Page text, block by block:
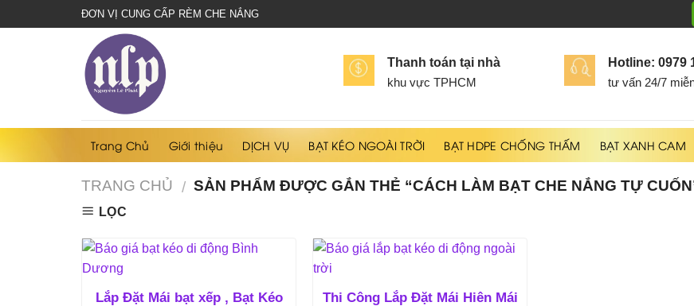
che
ĐƠN VỊ CUNG CẤP RÈM CHE NẮNG
Thanh toán tại nhà
khu vực TPHCM
Hotline: 0979
tư vấn 24/7
Trang Chủ Giới thiệu DỊCH VỤ BẠT KÉO NGOÀI TRỜI BẠT HDPE CHỐNG THẤM BẠT XANH CAM
TRANG CHỦ / SẢN PHẨM ĐƯỢC GẮN THẺ “CÁCH LÀM BẠT CHE NẮNG TỰ
LỌC
Lắp Đặt Mái bạt xếp , Bạt Kéo
Thi Công Lắp Đặt Mái Hiên Mái